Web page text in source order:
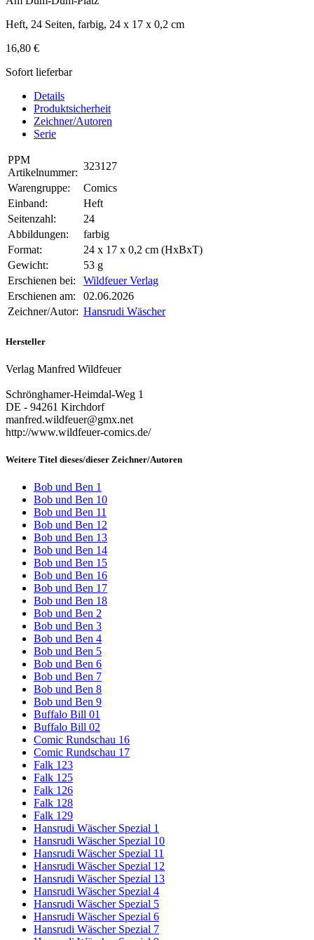
Heft, 24 Seiten, farbig, 24 x 17 x 0,2 cm
16,80 €
Sofort lieferbar
Details
Produktsicherheit
Zeichner/Autoren
Serie
PPM
Artikelnummer:
323127
Warengruppe:
Comics
Einband:
Heft
Seitenzahl:
24
Abbildungen:
farbig
Format:
24 x 17 x 0,2 cm (HxBxT)
Gewicht:
53 g
Erschienen bei:
Wildfeuer Verlag
Erschienen am:
02.06.2026
Zeichner/Autor: Hansrudi Wäscher
Hersteller
Verlag Manfred Wildfeuer
Schrönghamer-Heimdal-Weg 1
DE - 94261 Kirchdorf
manfred.wildfeuer@gmx.net
http://www.wildfeuer-comics.de/
Weitere Titel dieses/dieser Zeichner/Autoren
Bob und Ben 1
Bob und Ben 10
Bob und Ben 11
Bob und Ben 12
Bob und Ben 13
Bob und Ben 14
Bob und Ben 15
Bob und Ben 16
Bob und Ben 17
Bob und Ben 18
Bob und Ben 2
Bob und Ben 3
Bob und Ben 4
Bob und Ben 5
Bob und Ben 6
Bob und Ben 7
Bob und Ben 8
Bob und Ben 9
Buffalo Bill 01
Buffalo Bill 02
Comic Rundschau 16
Comic Rundschau 17
Falk 123
Falk 125
Falk 126
Falk 128
Falk 129
Hansrudi Wäscher Spezial 1
Hansrudi Wäscher Spezial 10
Hansrudi Wäscher Spezial 11
Hansrudi Wäscher Spezial 12
Hansrudi Wäscher Spezial 13
Hansrudi Wäscher Spezial 4
Hansrudi Wäscher Spezial 5
Hansrudi Wäscher Spezial 6
Hansrudi Wäscher Spezial 7